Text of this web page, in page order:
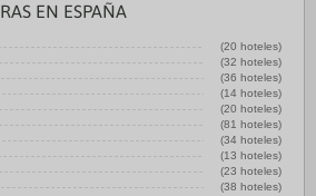
EN ESPAÑA
(20 hoteles)
(32 hoteles)
(36 hoteles)
(14 hoteles)
(20 hoteles)
(81 hoteles)
(34 hoteles)
(13 hoteles)
(23 hoteles)
(38 hoteles)